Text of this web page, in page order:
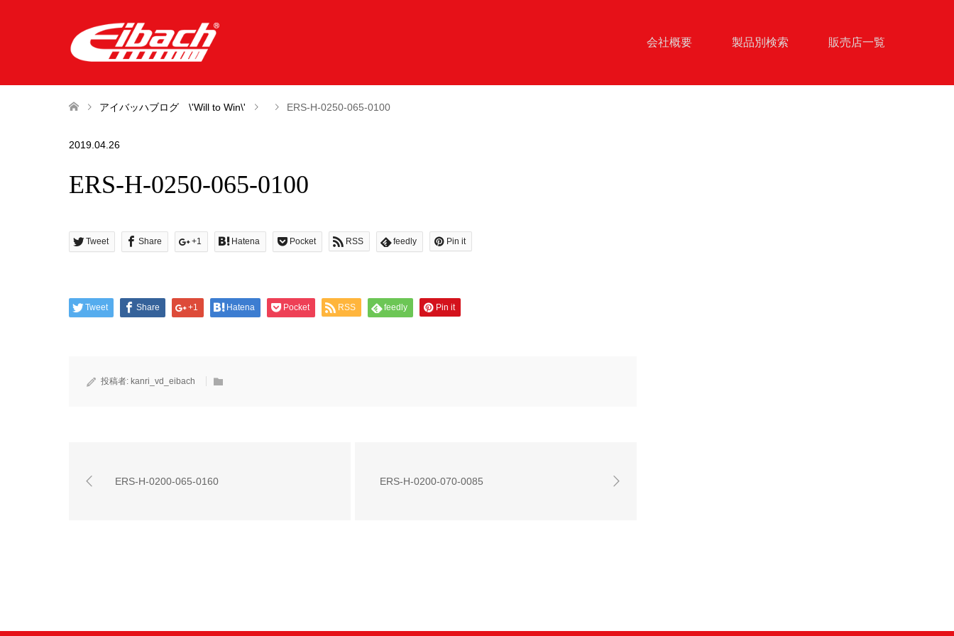
会社概要 製品別検索 販売店一覧
アイバッハブログ \'Will to Win\' ERS-H-0250-065-0100
2019.04.26
ERS-H-0250-065-0100
Tweet Share +1 Hatena Pocket RSS feedly Pin it
Tweet Share +1 Hatena Pocket RSS feedly Pin it
投稿者: kanri_vd_eibach
ERS-H-0200-065-0160 ERS-H-0200-070-0085